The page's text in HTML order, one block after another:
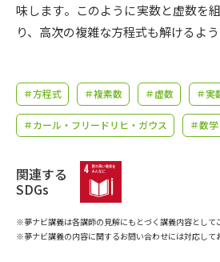
大学で学びたい学問発見
学問のミニ講義「夢ナビ講義」 学問
学問の教科書 夢ナ
Ｑ＆Ａ よくあるご質問 大学進
味します。このように実数と虚数を
り、高次の複雑な方程式も解けるよう
＃方程式 ＃複素数 ＃虚数 ＃実
＃カール・フリードリヒ・ガウス ＃数学
関連する
SDGs
※夢ナビ講義は各講師の見解にもとづく講義内容として
※夢ナビ講義の内容に関するお問い合わせには対応して